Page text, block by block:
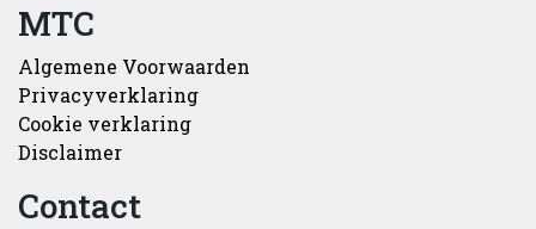
MTC
Algemene Voorwaarden
Privacyverklaring
Cookie verklaring
Disclaimer
Contact